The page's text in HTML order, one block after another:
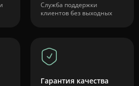
Служба поддержки
клиентов без выходных
Гарантия качества